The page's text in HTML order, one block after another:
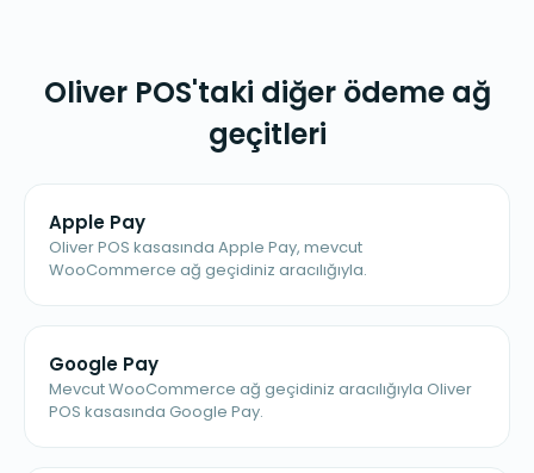
Oliver POS'taki diğer ödeme ağ
geçitleri
Apple Pay
Oliver POS kasasında Apple Pay, mevcut
WooCommerce ağ geçidiniz aracılığıyla.
Google Pay
Mevcut WooCommerce ağ geçidiniz aracılığıyla Oliver
POS kasasında Google Pay.